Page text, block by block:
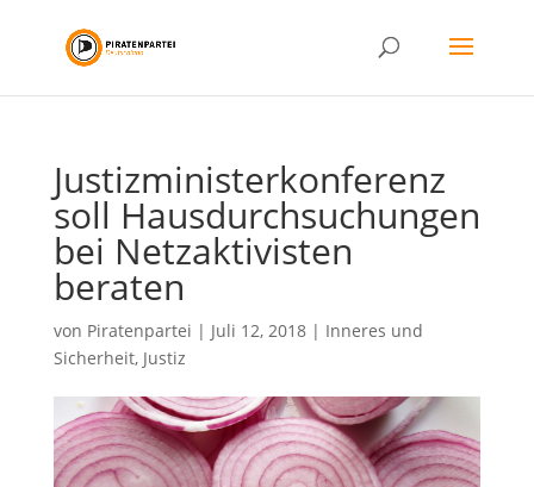
Justizministerkonferenz
soll Hausdurchsuchungen
bei Netzaktivisten
beraten
von Piratenpartei | Juli 12, 2018| Inneres und
Sicherheit, Justiz